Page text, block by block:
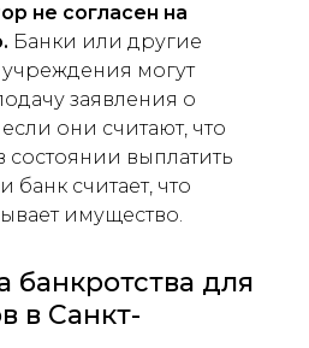
не согласен на
Банки или другие
могут
заявления о
они считают, что
выплатить
банк считает, что
имущество.
банкротства для
в Санкт-